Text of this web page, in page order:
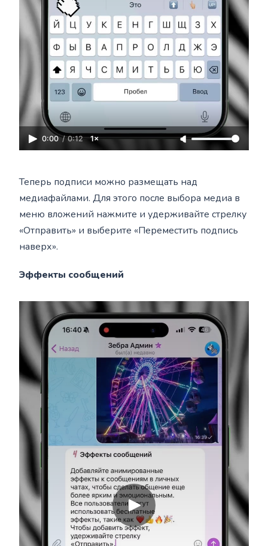
0:00 / 0:12 1×
Теперь подписи можно размещать над
медиафайлами. Для этого после выбора медиа в
меню вложений нажмите и удерживайте стрелку
«Отправить» и выберите «Переместить подпись
наверх».
Эффекты сообщений